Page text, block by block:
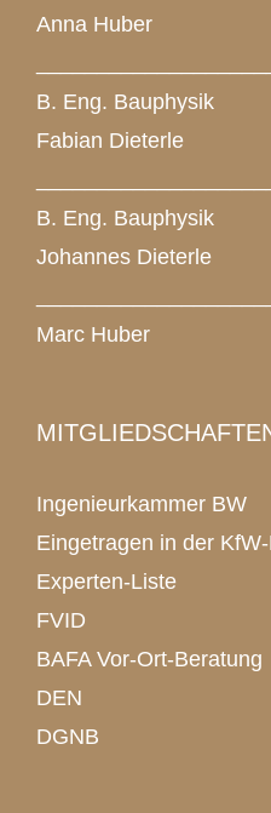
Anna Huber
B. Eng. Bauphysik
Fabian Dieterle
B. Eng. Bauphysik
Johannes Dieterle
Marc Huber
Ingenieurkammer BW
Eingetragen in der
Experten-Liste
FVID
BAFA Vor-Ort-Beratung
DEN
DGNB